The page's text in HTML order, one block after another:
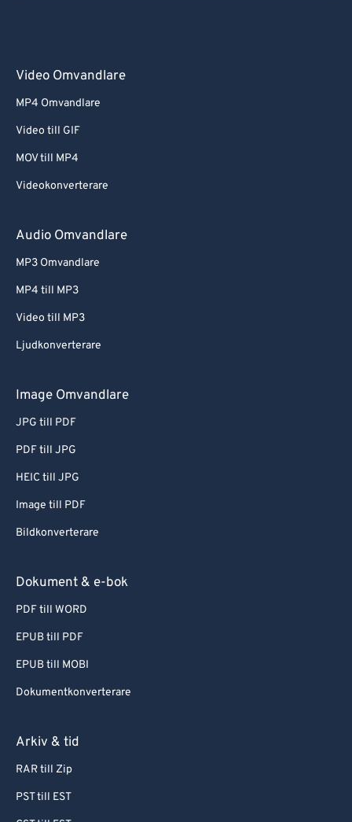
Video Omvandlare
MP4 Omvandlare
Video till GIF
MOV till MP4
Videokonverterare
Audio Omvandlare
MP3 Omvandlare
MP4 till MP3
Video till MP3
Ljudkonverterare
Image Omvandlare
JPG till PDF
PDF till JPG
HEIC till JPG
Image till PDF
Bildkonverterare
Dokument & e-bok
PDF till WORD
EPUB till PDF
EPUB till MOBI
Dokumentkonverterare
Arkiv & tid
RAR till Zip
PST till EST